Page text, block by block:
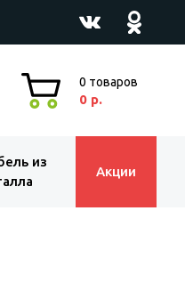
0 товаров
0 р.
из
Акции